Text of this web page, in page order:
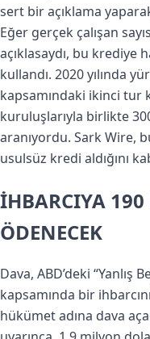
sert bir açıklama
Eğer gerçek çalışan
açıklasaydı, bu krediye
kullandı. 2020 yılında
kapsamındaki ikinci tur
kuruluşlarıyla birlikte
aranıyordu. Sark Wire,
usulsüz kredi aldığını
İHBARCIYA
ÖDENECEK
Dava, ABD’deki “Yanlış
kapsamında bir
hükümet adına dava